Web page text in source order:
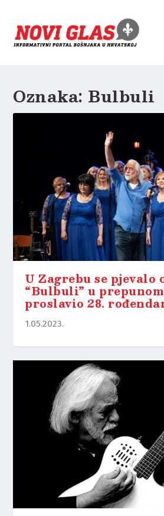
Oznaka: Bulbuli
U Zagrebu se pjevalo
“Bulbuli” u
proslavio 28.
1.05.2023.